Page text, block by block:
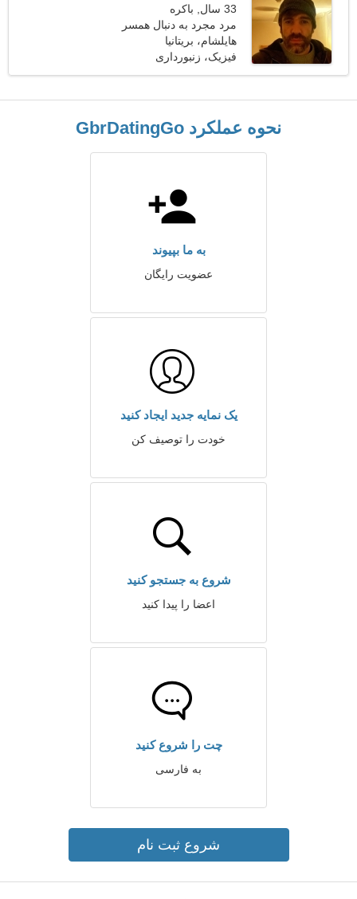
33 سال, باکره
مرد مجرد به دنبال همسر
هایلشام، بریتانیا
فیزیک، زنبورداری
نحوه عملکرد GbrDatingGo
به ما بپیوند
عضویت رایگان
یک نمایه جدید ایجاد کنید
خودت را توصیف کن
شروع به جستجو کنید
اعضا را پیدا کنید
چت را شروع کنید
به فارسی
شروع ثبت نام